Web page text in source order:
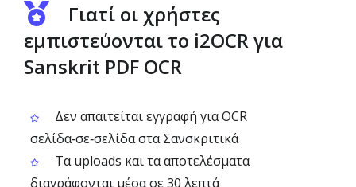
Γιατί οι χρήστες
εμπιστεύονται το i2OCR για
Sanskrit PDF OCR
Δεν απαιτείται εγγραφή για OCR
σελίδα‑σε‑σελίδα στα Σανσκριτικά
Τα uploads και τα αποτελέσματα
διαγράφονται μέσα σε 30 λεπτά